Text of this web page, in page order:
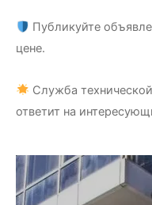
Публикуйте
цене.
Служба
ответит на